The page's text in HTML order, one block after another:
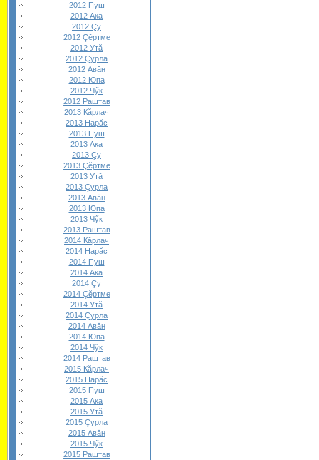
2012 Пуш
2012 Ака
2012 Çу
2012 Çĕртме
2012 Утă
2012 Çурла
2012 Авăн
2012 Юпа
2012 Чӳк
2012 Раштав
2013 Кăрлач
2013 Нарăс
2013 Пуш
2013 Ака
2013 Çу
2013 Çĕртме
2013 Утă
2013 Çурла
2013 Авăн
2013 Юпа
2013 Чӳк
2013 Раштав
2014 Кăрлач
2014 Нарăс
2014 Пуш
2014 Ака
2014 Çу
2014 Çĕртме
2014 Утă
2014 Çурла
2014 Авăн
2014 Юпа
2014 Чӳк
2014 Раштав
2015 Кăрлач
2015 Нарăс
2015 Пуш
2015 Ака
2015 Утă
2015 Çурла
2015 Авăн
2015 Чӳк
2015 Раштав